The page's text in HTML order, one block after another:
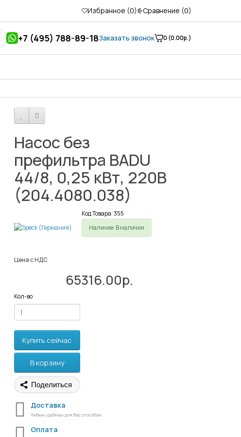
Избранное (0) Сравнение (0)
+7 (495) 788-89-18Заказать звонок 0 (0.00р.)
Насос без
префильтра BADU
44/8, 0,25 кВт, 220В
(204.4080.038)
Код Товара: 355
Наличие: В наличии
Цена с НДС
65316.00р.
Кол-во
Купить сейчас
В корзину
Поделиться
Доставка
Любым удобным для Вас способом
Оплата